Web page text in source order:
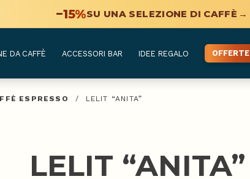
−15%SU UNA SELEZIONE DI CAFFÈ →
DA CAFFÈ ACCESSORI BAR IDEE REGALO OFFERTE
ESPRESSO / LELIT “ANITA”
LELIT “ANITA”